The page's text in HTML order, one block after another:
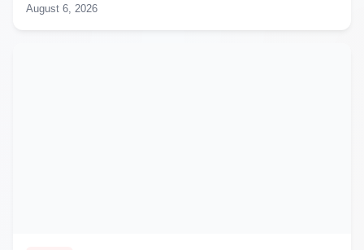
August 6, 2026